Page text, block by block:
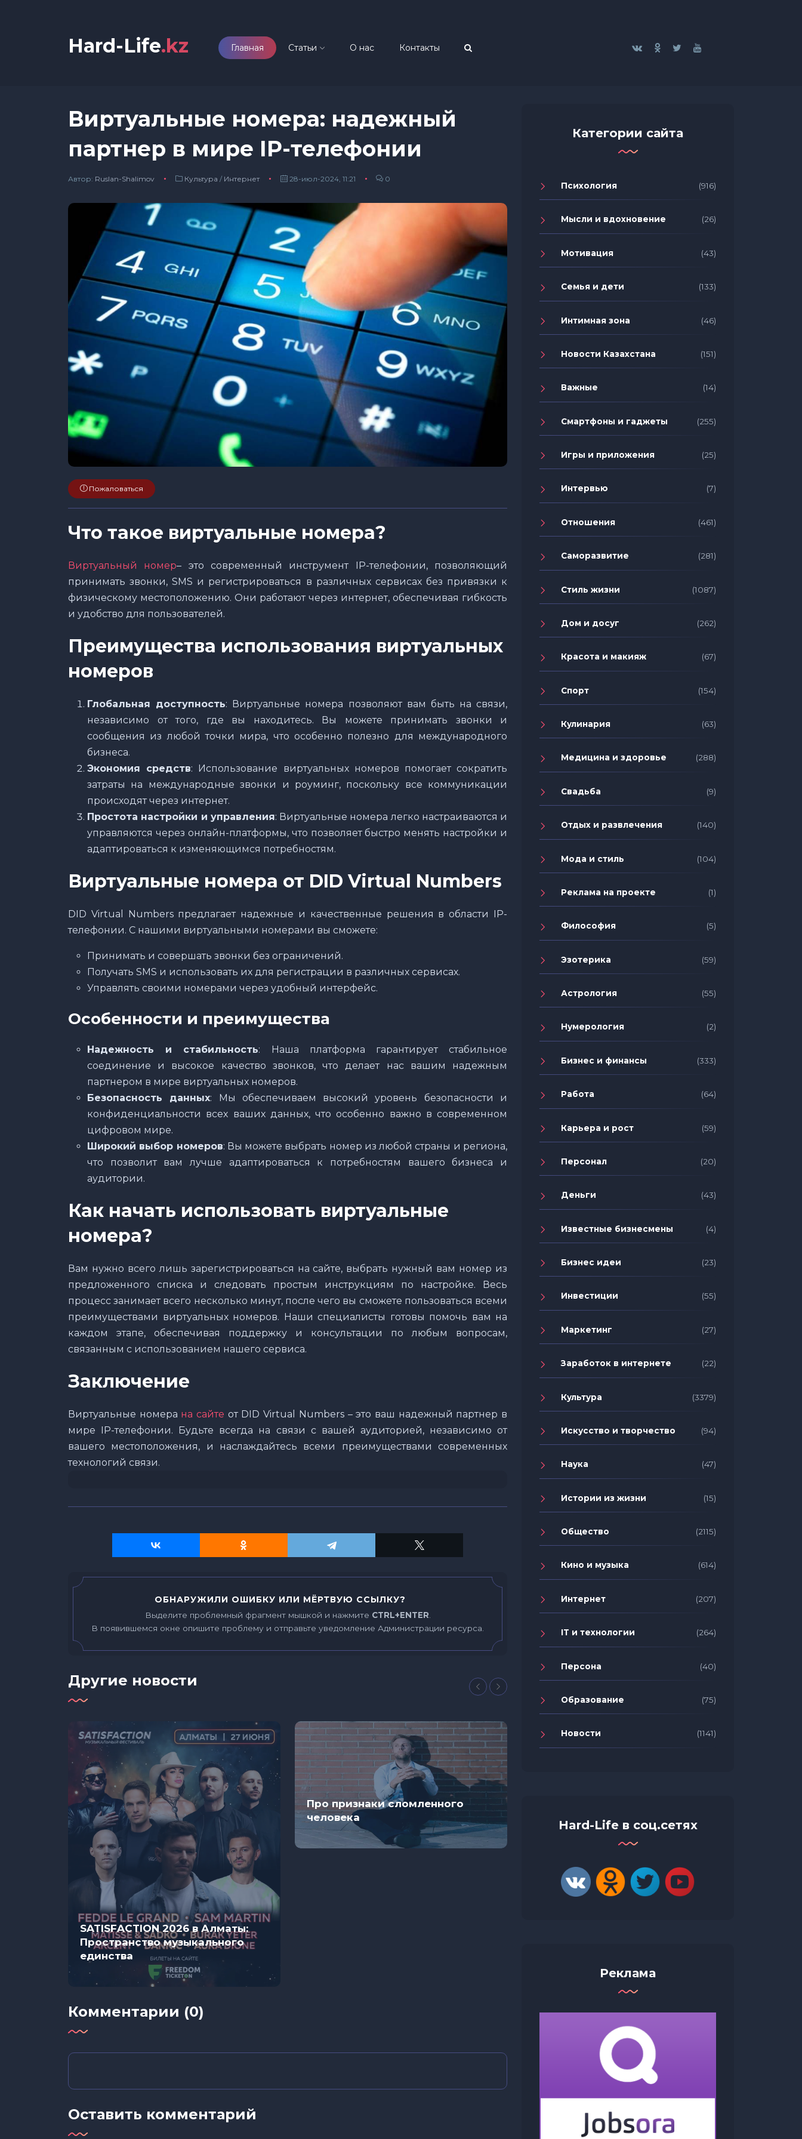
Hard-Life.kz Главная Статьи О нас Контакты
Виртуальные номера: надежный
партнер в мире IP-телефонии
Автор: Ruslan-Shalimov Культура / Интернет 28-июл-2024, 11:21 0
Пожаловаться
Что такое виртуальные номера?
Виртуальный номер– это современный инструмент IP-телефонии, позволяющий
принимать звонки, SMS и регистрироваться в различных сервисах без привязки к
физическому местоположению. Они работают через интернет, обеспечивая гибкость
и удобство для пользователей.
Преимущества использования виртуальных
номеров
Глобальная доступность: Виртуальные номера позволяют вам быть на связи,
независимо от того, где вы находитесь. Вы можете принимать звонки и
сообщения из любой точки мира, что особенно полезно для международного
бизнеса.
Экономия средств: Использование виртуальных номеров помогает сократить
затраты на международные звонки и роуминг, поскольку все коммуникации
происходят через интернет.
Простота настройки и управления: Виртуальные номера легко настраиваются и
управляются через онлайн-платформы, что позволяет быстро менять настройки и
адаптироваться к изменяющимся потребностям.
Виртуальные номера от DID Virtual Numbers
DID Virtual Numbers предлагает надежные и качественные решения в области IP-
телефонии. С нашими виртуальными номерами вы сможете:
Принимать и совершать звонки без ограничений.
Получать SMS и использовать их для регистрации в различных сервисах.
Управлять своими номерами через удобный интерфейс.
Особенности и преимущества
Надежность и стабильность: Наша платформа гарантирует стабильное
соединение и высокое качество звонков, что делает нас вашим надежным
партнером в мире виртуальных номеров.
Безопасность данных: Мы обеспечиваем высокий уровень безопасности и
конфиденциальности всех ваших данных, что особенно важно в современном
цифровом мире.
Широкий выбор номеров: Вы можете выбрать номер из любой страны и региона,
что позволит вам лучше адаптироваться к потребностям вашего бизнеса и
аудитории.
Как начать использовать виртуальные
номера?
Вам нужно всего лишь зарегистрироваться на сайте, выбрать нужный вам номер из
предложенного списка и следовать простым инструкциям по настройке. Весь
процесс занимает всего несколько минут, после чего вы сможете пользоваться всеми
преимуществами виртуальных номеров. Наши специалисты готовы помочь вам на
каждом этапе, обеспечивая поддержку и консультации по любым вопросам,
связанным с использованием нашего сервиса.
Заключение
Виртуальные номера на сайте от DID Virtual Numbers – это ваш надежный партнер в
мире IP-телефонии. Будьте всегда на связи с вашей аудиторией, независимо от
вашего местоположения, и наслаждайтесь всеми преимуществами современных
технологий связи.
ОБНАРУЖИЛИ ОШИБКУ ИЛИ МЁРТВУЮ ССЫЛКУ?
Выделите проблемный фрагмент мышкой и нажмите CTRL+ENTER
В появившемся окне опишите проблему и отправьте уведомление Администрации ресурса.
Другие новости
SATISFACTION 2026 в Алматы:
Пространство музыкального
единства
Про признаки сломленного
человека
Комментарии (0)
Оставить комментарий
Категории сайта
Психология (916)
Мысли и вдохновение (26)
Мотивация (43)
Семья и дети (133)
Интимная зона (46)
Новости Казахстана (151)
Важные (14)
Смартфоны и гаджеты (255)
Игры и приложения (25)
Интервью (7)
Отношения (461)
Саморазвитие (281)
Стиль жизни (1087)
Дом и досуг (262)
Красота и макияж (67)
Спорт (154)
Кулинария (63)
Медицина и здоровье (288)
Свадьба (9)
Отдых и развлечения (140)
Мода и стиль (104)
Реклама на проекте (1)
Философия (5)
Эзотерика (59)
Астрология (55)
Нумерология (2)
Бизнес и финансы (333)
Работа (64)
Карьера и рост (59)
Персонал (20)
Деньги (43)
Известные бизнесмены (4)
Бизнес идеи (23)
Инвестиции (55)
Маркетинг (27)
Заработок в интернете (22)
Культура (3379)
Искусство и творчество (94)
Наука (47)
Истории из жизни (15)
Общество (2115)
Кино и музыка (614)
Интернет (207)
IT и технологии (264)
Персона (40)
Образование (75)
Новости (1141)
Hard-Life в соц.сетях
Реклама